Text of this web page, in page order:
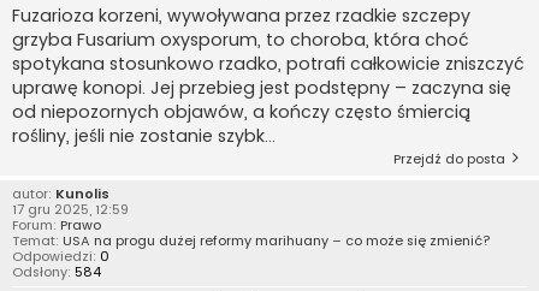
Fuzarioza korzeni, wywoływana przez rzadkie szczepy
grzyba Fusarium oxysporum, to choroba, która choć
spotykana stosunkowo rzadko, potrafi całkowicie zniszczyć
uprawę konopi. Jej przebieg jest podstępny – zaczyna się
od niepozornych objawów, a kończy często śmiercią
rośliny, jeśli nie zostanie szybk...
Przejdź do posta
autor: Kunolis
17 gru 2025, 12:59
Forum: Prawo
Temat: USA na progu dużej reformy marihuany – co może się zmienić?
Odpowiedzi: 0
Odsłony: 584